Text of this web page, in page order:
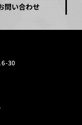
問い合わせ
30